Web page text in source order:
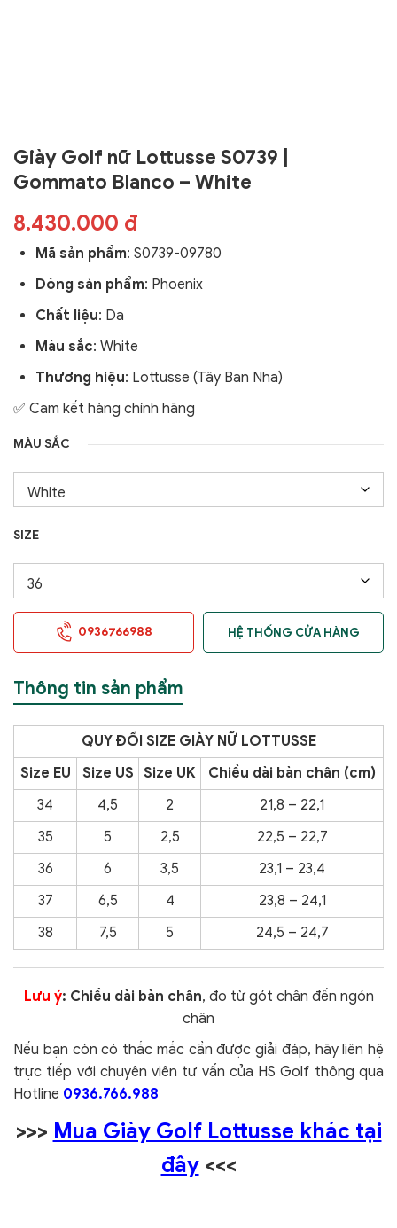
Giày Golf nữ Lottusse S0739 |
Gommato Blanco – White
8.430.000 đ
Mã sản phẩm: S0739-09780
Dòng sản phẩm: Phoenix
Chất liệu: Da
Màu sắc: White
Thương hiệu: Lottusse (Tây Ban Nha)
✅ Cam kết hàng chính hãng
MÀU SẮC
SIZE
0936766988 HỆ THỐNG CỬA HÀNG
Thông tin sản phẩm
QUY ĐỔI SIZE GIÀY NỮ LOTTUSSE
Size EU
Size US Size UK
Chiều dài bàn chân (cm)
34
4,5 2
21,8 – 22,1
35
5 2,5
22,5 – 22,7
36
6 3,5
23,1 – 23,4
37
6,5 4
23,8 – 24,1
38
7,5 5 24,5 – 24,7
Lưu ý: Chiều dài bàn chân, đo từ gót chân đến ngón
chân
Nếu bạn còn có thắc mắc cần được giải đáp, hãy liên hệ
trực tiếp với chuyên viên tư vấn của HS Golf thông qua
Hotline 0936.766.988
>>> Mua Giày Golf Lottusse khác tại
đây<<<